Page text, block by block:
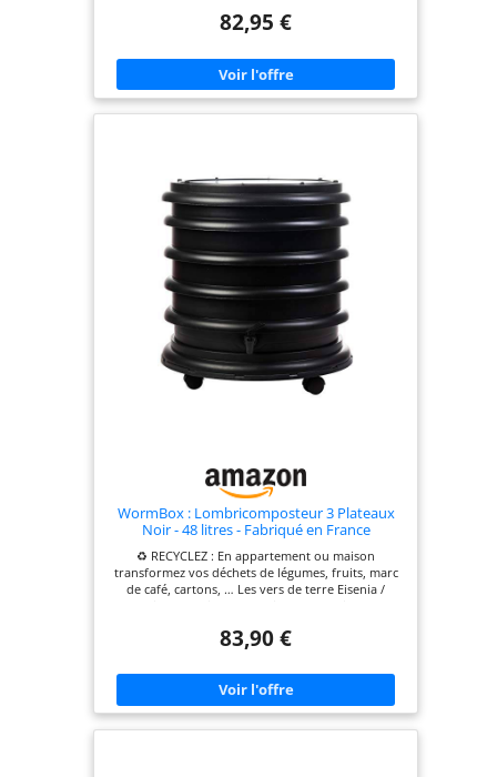
litres chacun pour un foyer jusqu’à 4 personnes
votre balcon ou dans votre jardin. 📦 Contenu du
pack : 250gr de Vers de Compost (environ 500
vers) + 1 couvercle + 3 plateaux + 1 tuyau pour
l'écoulement des jus + 1 bac avec tiroir + 4 pieds
une bouteille dessous pour récupérer le thé de
compost. Sans pieds, il sera encore plus compact
pour le glisser même dans les petits espaces. Tiroir
pratique pour la récupération du lombricompost
x largeur 39 cm x hauteur avec pieds 48 cm / sans
pieds 33 cm. Capacité : 36 litres.
82,95 €
WormBox : Lombricomposteur 3 Plateaux
Noir - 48 litres - Fabriqué en France
♻ RECYCLEZ : En appartement ou maison
transformez vos déchets de légumes, fruits, marc
de café, cartons, … Les vers de terre Eisenia /
: Le plus grand choix de couleurs et d'options,
mieux prendre place chez vous. 👩‍👧‍👧 EVOLUTIF :
3 plateaux pour un foyer de 3 à 4 personnes |
Volume de 48 litres | Commandez des plateaux
83,90 €